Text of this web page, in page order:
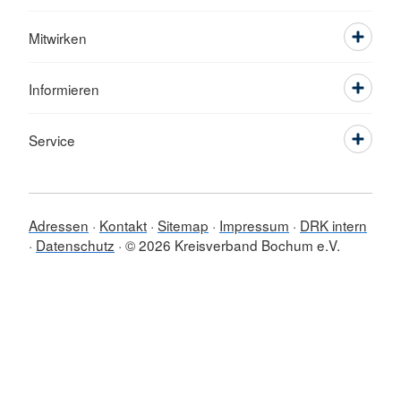
Mitwirken
Informieren
Service
Adressen Kontakt Sitemap Impressum
DRK intern
Datenschutz © 2026 Kreisverband Bochum e.V.